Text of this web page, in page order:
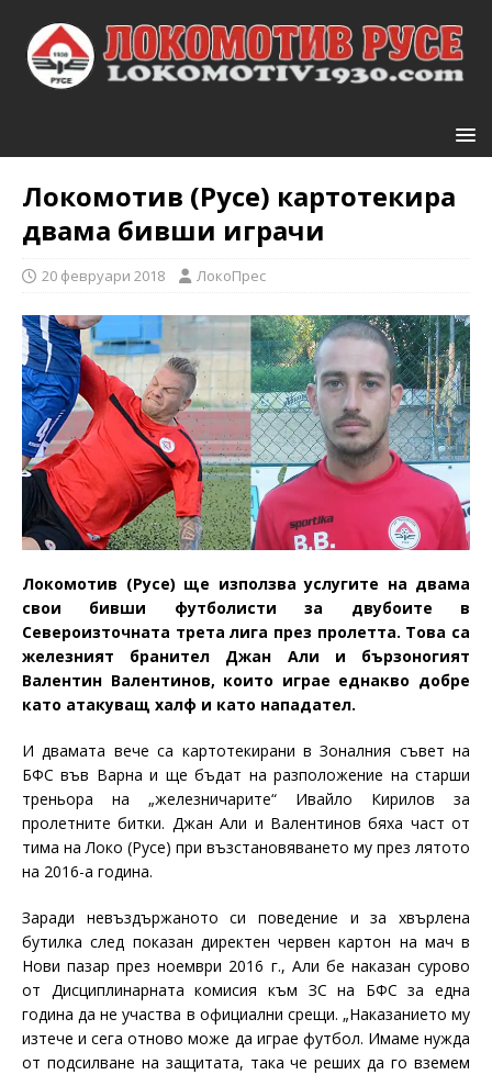
Локомотив (Русе) картотекира
двама бивши играчи
20 февруари 2018 ЛокоПрес
Локомотив (Русе) ще използва услугите на двама
свои бивши футболисти за двубоите в
Североизточната трета лига през пролетта. Това са
железният бранител Джан Али и бързоногият
Валентин Валентинов, които играе еднакво добре
като атакуващ халф и като нападател.
И двамата вече са картотекирани в Зоналния съвет на
БФС във Варна и ще бъдат на разположение на старши
треньора на „железничарите“ Ивайло Кирилов за
пролетните битки. Джан Али и Валентинов бяха част от
тима на Локо (Русе) при възстановяването му през лятото
на 2016-а година.
Заради невъздържаното си поведение и за хвърлена
бутилка след показан директен червен картон на мач в
Нови пазар през ноември 2016 г., Али бе наказан сурово
от Дисциплинарната комисия към ЗС на БФС за една
година да не участва в официални срещи. „Наказанието му
изтече и сега отново може да играе футбол. Имаме нужда
от подсилване на защитата, така че реших да го вземем